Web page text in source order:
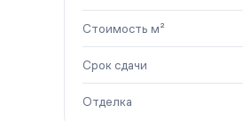
Стоимость м²
Срок сдачи
Отделка